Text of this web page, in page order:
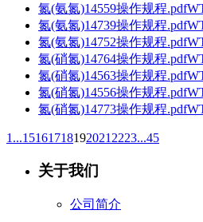
氮(氨氮)14559操作规程.pdf
氮(氨氮)14739操作规程.pdf
氮(氨氮)14752操作规程.pdf
氮(硝氮)14764操作规程.pdf
氮(硝氮)14563操作规程.pdf
氮(硝氮)14556操作规程.pdf
氮(硝氮)14773操作规程.pdf
1...15161718192021 2223...45
关于我们
公司简介